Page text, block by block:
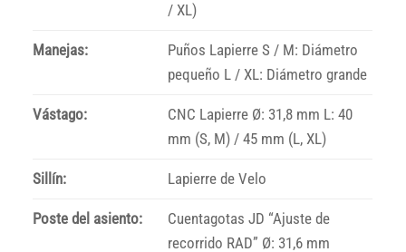
/ XL)
Manejas:
Puños Lapierre S / M: Diámetro
pequeño L / XL: Diámetro grande
Vástago:
CNC Lapierre Ø: 31,8 mm L: 40
mm (S, M) / 45 mm (L, XL)
Sillín: Lapierre de Velo
Poste del asiento:
Cuentagotas JD “Ajuste de
recorrido RAD” Ø: 31,6 mm